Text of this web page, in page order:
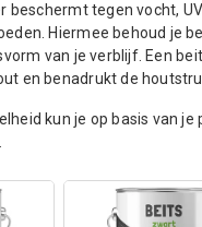
beschermt tegen vocht,
Hiermee behoud je
van je verblijf. Een
en benadrukt de
kun je op basis van je